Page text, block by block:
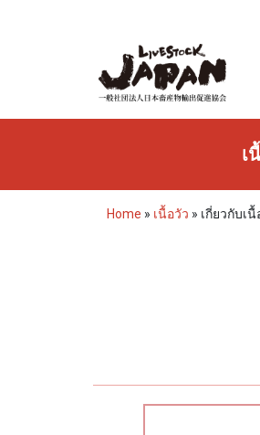
เ
Home » เนื้อวัว » เกี่ยวกับเ